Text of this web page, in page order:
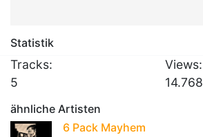
Statistik
Tracks:
5
Views:
14.768
ähnliche Artisten
6 Pack Mayhem